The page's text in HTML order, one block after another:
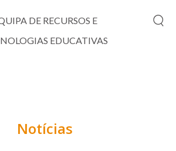
DE RECURSOS E
EDUCATIVAS
Notícias